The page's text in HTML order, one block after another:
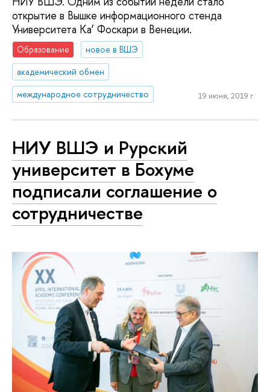
открытие в Вышке информационного стенда
Университета Ка’ Фоскари в Венеции.
Образование
новое в ВШЭ
академический обмен
международное сотрудничество
19 июня, 2019 г.
НИУ ВШЭ и Рурский
университет в Бохуме
подписали соглашение о
сотрудничестве